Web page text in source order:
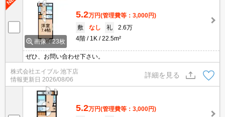
画像：23枚
5.2万円(管理費等：3,000円)
敷
なし 礼
2.6万
4階
1K 22.5m²
ぜひ、お問い合わせ下さい。
株式会社エイブル 池下店
情報更新日 2026/08/06
詳細を見る
5.2万円(管理費等：3,000円)